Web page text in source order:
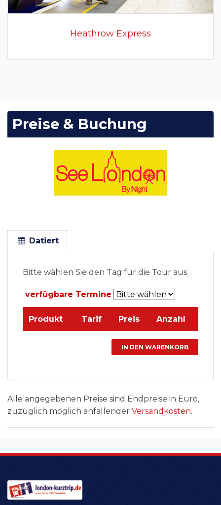
Heathrow Express
Preise & Buchung
Datiert
Bitte wählen Sie den Tag für die Tour aus
verfügbare Termine
Produkt Tarif Preis Anzahl
Alle angegebenen Preise sind Endpreise in Euro,
zuzüglich möglich anfallender Versandkosten.